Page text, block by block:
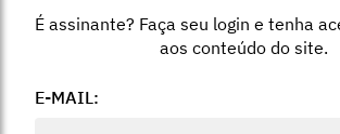
É assinante? Faça seu login e tenha
aos conteúdo do site.
E-MAIL: